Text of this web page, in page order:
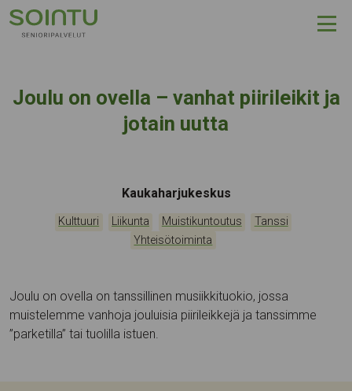
Hyppää sisältöön
Joulu on ovella – vanhat piirileikit ja
jotain uutta
Tapahtumapaikka:
Kaukaharjukeskus
Kategoriat:
Kulttuuri Liikunta Muistikuntoutus Tanssi
Yhteisötoiminta
Joulu on ovella on tanssillinen musiikkituokio, jossa
muistelemme vanhoja jouluisia piirileikkejä ja tanssimme
”parketilla” tai tuolilla istuen.